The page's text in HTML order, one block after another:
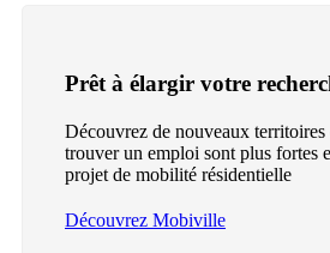
Prêt à élargir votre
Découvrez de nouveaux territoires
trouver un emploi sont plus fortes
projet de mobilité résidentielle
Découvrez Mobiville